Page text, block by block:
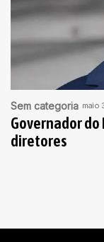
Sem categoria maio
Governador
diretores